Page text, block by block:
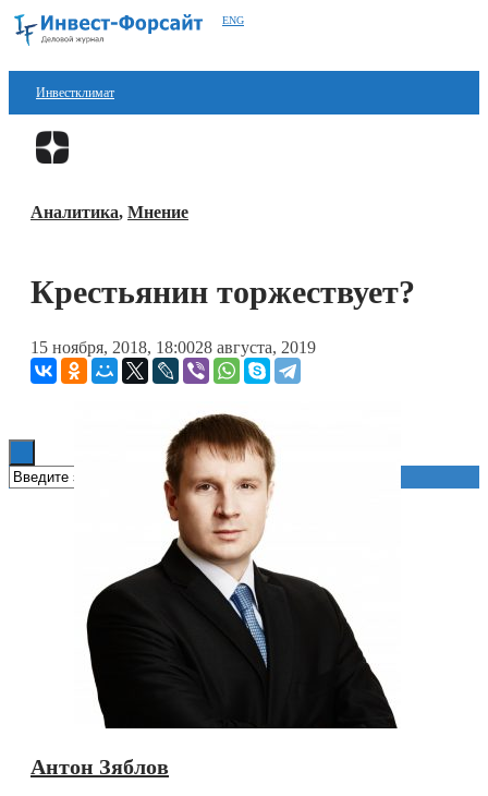
ENG
Инвестклимат
Финансы
Блокчейн
Технологии
ESG
Аналитика, Мнение
Крестьянин торжествует?
15 ноября, 2018, 18:0028 августа, 2019
Антон Зяблов